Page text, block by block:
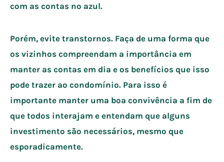
com as contas no azul.
Porém, evite transtornos. Faça de uma forma que
os vizinhos compreendam a importância em
manter as contas em dia e os benefícios que isso
pode trazer ao condomínio. Para isso é
importante manter uma boa convivência a fim de
que todos interajam e entendam que alguns
investimento são necessários, mesmo que
esporadicamente.